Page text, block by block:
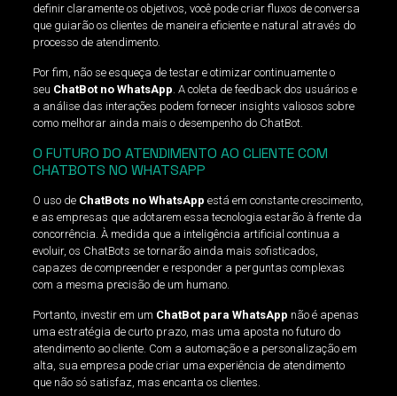
definir claramente os objetivos, você pode criar fluxos de conversa
que guiarão os clientes de maneira eficiente e natural através do
processo de atendimento.
Por fim, não se esqueça de testar e otimizar continuamente o
seu ChatBot no WhatsApp . A coleta de feedback dos usuários e
a análise das interações podem fornecer insights valiosos sobre
como melhorar ainda mais o desempenho do ChatBot.
O FUTURO DO ATENDIMENTO AO CLIENTE COM
CHATBOTS NO WHATSAPP
O uso de ChatBots no WhatsApp está em constante crescimento,
e as empresas que adotarem essa tecnologia estarão à frente da
concorrência. À medida que a inteligência artificial continua a
evoluir, os ChatBots se tornarão ainda mais sofisticados,
capazes de compreender e responder a perguntas complexas
com a mesma precisão de um humano.
Portanto, investir em um ChatBot para WhatsApp não é apenas
uma estratégia de curto prazo, mas uma aposta no futuro do
atendimento ao cliente. Com a automação e a personalização em
alta, sua empresa pode criar uma experiência de atendimento
que não só satisfaz, mas encanta os clientes.